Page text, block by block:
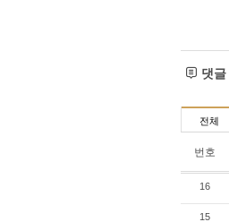
댓글
전체
번호
16
15